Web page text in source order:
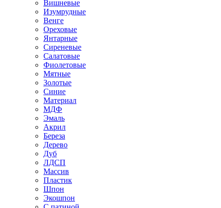
Вишневые
Изумрудные
Венге
Ореховые
Янтарные
Сиреневые
Салатовые
Фиолетовые
Мятные
Золотые
Синие
Материал
МДФ
Эмаль
Акрил
Береза
Дерево
Дуб
ЛДСП
Массив
Пластик
Шпон
Экошпон